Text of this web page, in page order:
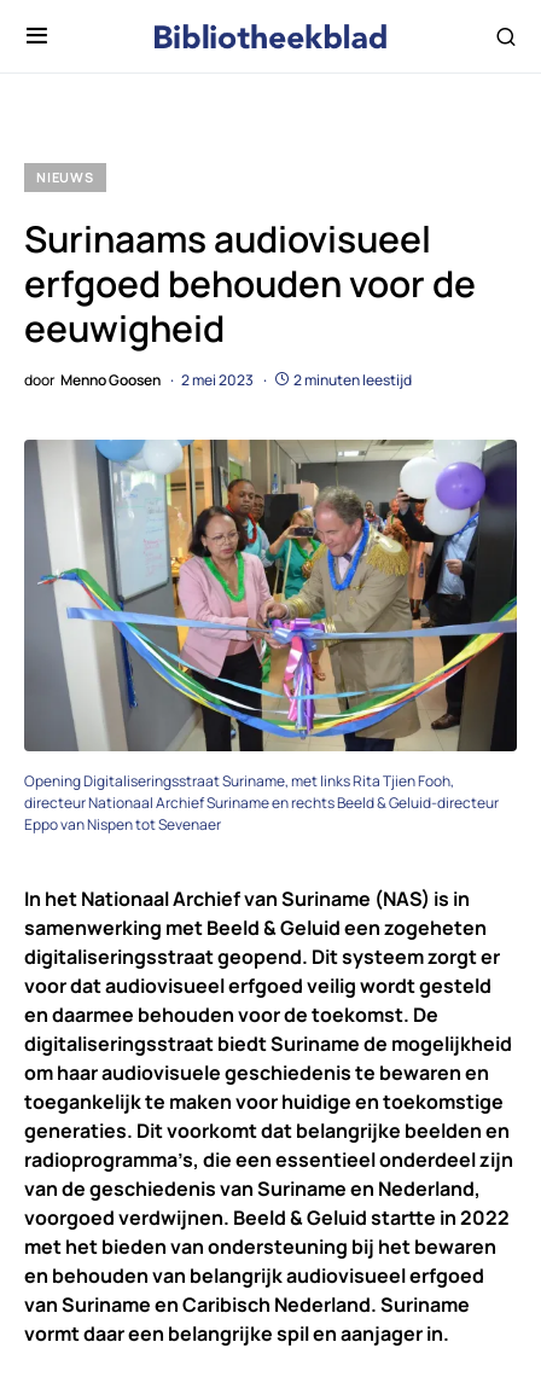
NIEUWS
Surinaams audiovisueel
erfgoed behouden voor de
eeuwigheid
door Menno Goosen 2 mei 2023 2 minuten leestijd
Opening Digitaliseringsstraat Suriname, met links Rita Tjien Fooh,
directeur Nationaal Archief Suriname en rechts Beeld & Geluid-directeur
Eppo van Nispen tot Sevenaer
In het Nationaal Archief van Suriname (NAS) is in
samenwerking met Beeld & Geluid een zogeheten
digitaliseringsstraat geopend. Dit systeem zorgt er
voor dat audiovisueel erfgoed veilig wordt gesteld
en daarmee behouden voor de toekomst. De
digitaliseringsstraat biedt Suriname de mogelijkheid
om haar audiovisuele geschiedenis te bewaren en
toegankelijk te maken voor huidige en toekomstige
generaties. Dit voorkomt dat belangrijke beelden en
radioprogramma’s, die een essentieel onderdeel zijn
van de geschiedenis van Suriname en Nederland,
voorgoed verdwijnen. Beeld & Geluid startte in 2022
met het bieden van ondersteuning bij het bewaren
en behouden van belangrijk audiovisueel erfgoed
van Suriname en Caribisch Nederland. Suriname
vormt daar een belangrijke spil en aanjager in.